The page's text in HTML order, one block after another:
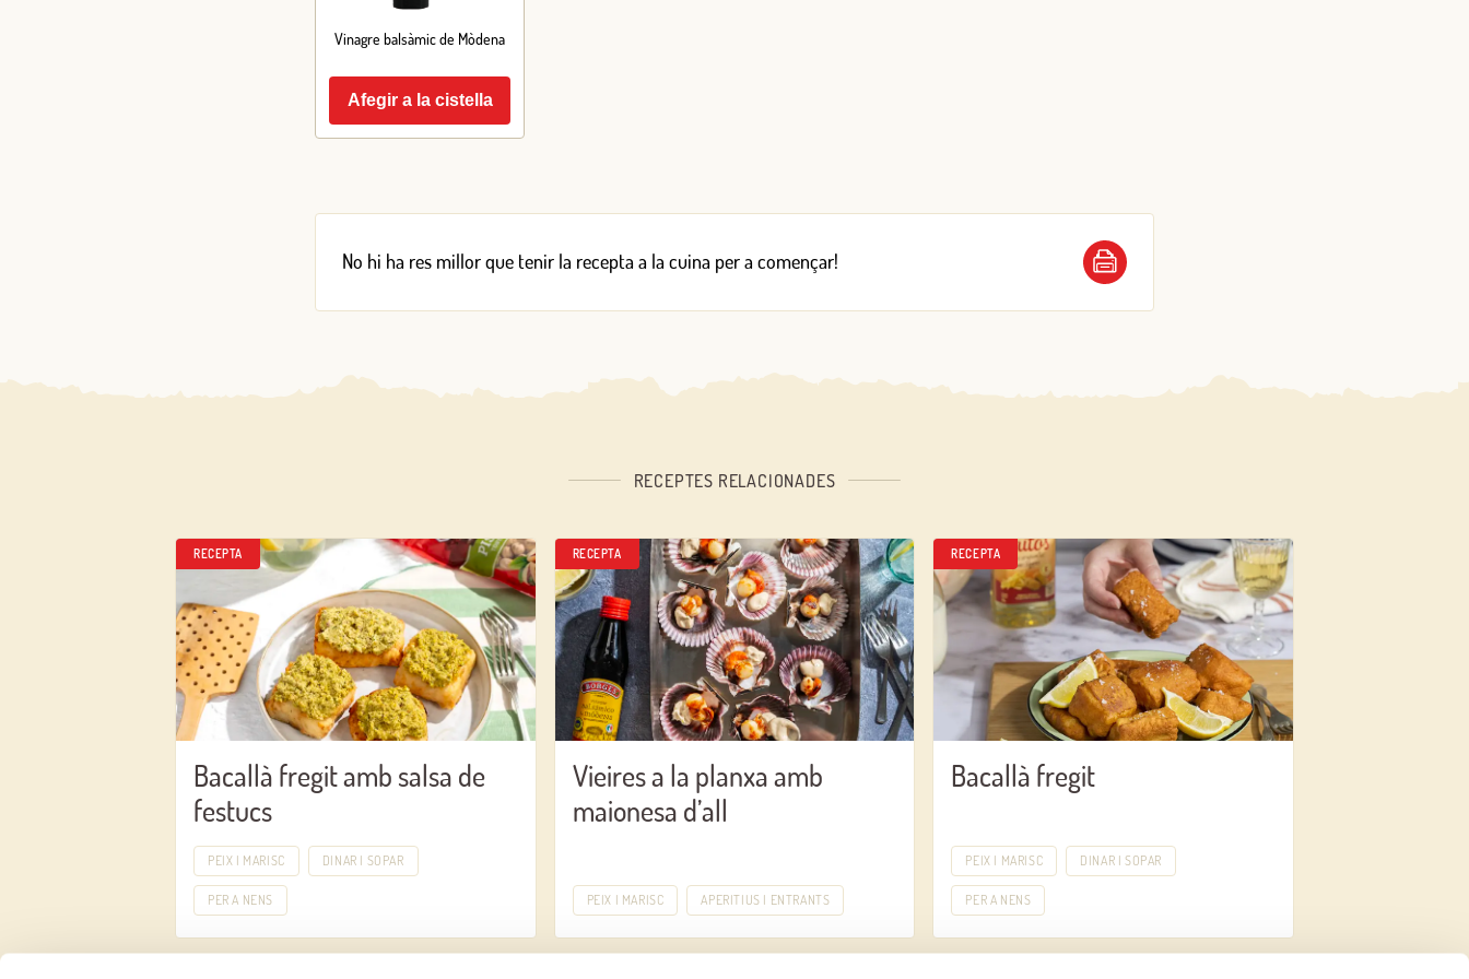
Vinagre balsàmic de Mòdena
Afegir a la cistella
No hi ha res millor que tenir la recepta a la cuina per a començar!
RECEPTES RELACIONADES
RECEPTA
Bacallà fregit amb salsa de
festucs
PEIX I MARISC DINAR I SOPAR
PER A NENS
RECEPTA
Vieires a la planxa amb
maionesa d’all
PEIX I MARISC APERITIUS I ENTRANTS
RECEPTA
Bacallà fregit
PEIX I MARISC DINAR I SOPAR
PER A NENS